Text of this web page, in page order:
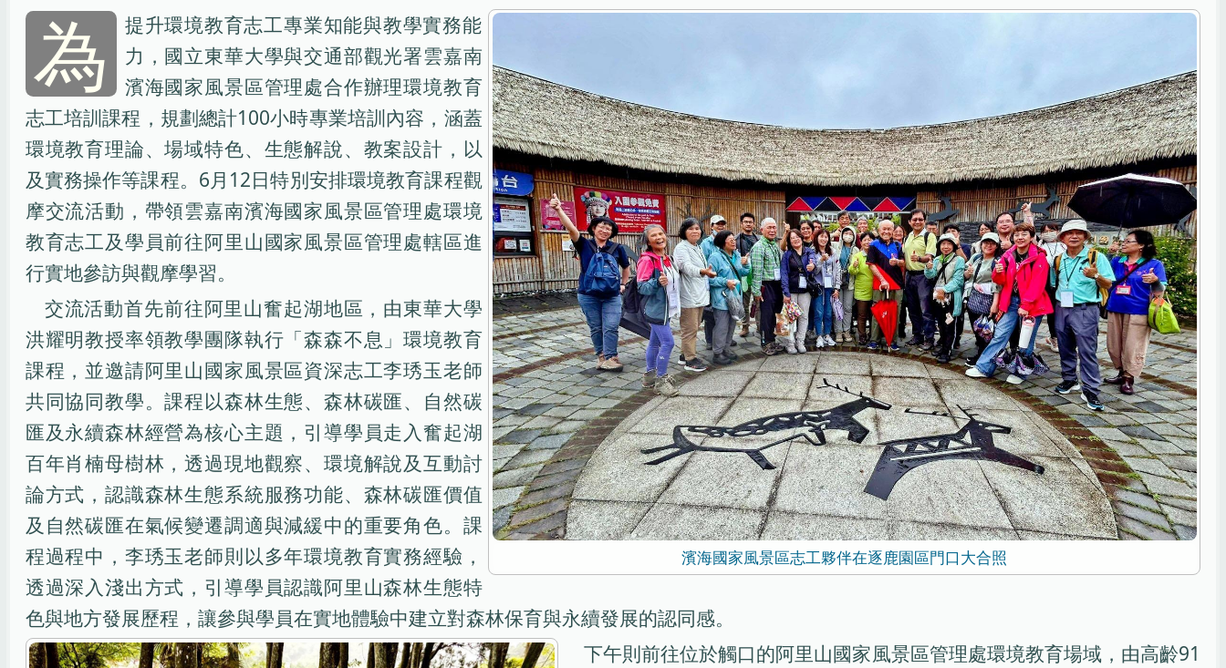
濱海國家風景區志工夥伴在逐鹿園區門口大合照
為
提升環境教育志工專業知能與教學實務能
力，國立東華大學與交通部觀光署雲嘉南
濱海國家風景區管理處合作辦理環境教育
志工培訓課程，規劃總計100小時專業培訓內容，涵蓋
環境教育理論、場域特色、生態解說、教案設計，以
及實務操作等課程。6月12日特別安排環境教育課程觀
摩交流活動，帶領雲嘉南濱海國家風景區管理處環境
教育志工及學員前往阿里山國家風景區管理處轄區進
行實地參訪與觀摩學習。
交流活動首先前往阿里山奮起湖地區，由東華大學
洪耀明教授率領教學團隊執行「森森不息」環境教育
課程，並邀請阿里山國家風景區資深志工李琇玉老師
共同協同教學。課程以森林生態、森林碳匯、自然碳
匯及永續森林經營為核心主題，引導學員走入奮起湖
百年肖楠母樹林，透過現地觀察、環境解說及互動討
論方式，認識森林生態系統服務功能、森林碳匯價值
及自然碳匯在氣候變遷調適與減緩中的重要角色。課
程過程中，李琇玉老師則以多年環境教育實務經驗，
透過深入淺出方式，引導學員認識阿里山森林生態特
色與地方發展歷程，讓參與學員在實地體驗中建立對森林保育與永續發展的認同感。
下午則前往位於觸口的阿里山國家風景區管理處環境教育場域，由高齡91